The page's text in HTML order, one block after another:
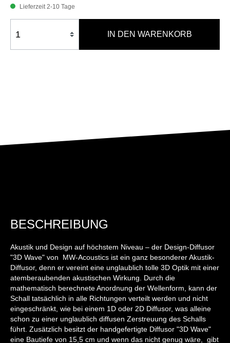
Lieferzeit 2-10 Tage
IN DEN WARENKORB
BESCHREIBUNG
Akustik und Design auf höchstem Niveau – der Design-Diffusor
"3D Wave" von MW-Acoustics ist ein ganz besonderer Akustik-
Diffusor, denn er vereint eine unglaublich tolle 3D Optik mit einer
atemberaubenden akustischen Wirkung. Durch die
mathematisch berechnete Anordnung der Wellenform, kann der
Schall tatsächlich in alle Richtungen verteilt werden und nicht
eingeschränkt, wie bei einem 1D oder 2D Diffusor, was alleine
schon zu einer unglaublich diffusen Zerstreuung des Schalls
führt. Zusätzlich besitzt der handgefertigte Diffusor "3D Wave"
eine Bautiefe von 15,5 cm und wenn das nicht genug wäre, gibt